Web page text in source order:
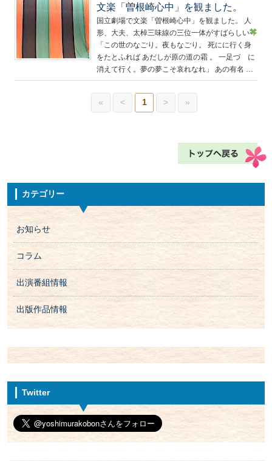
文楽「曽根崎心中」を観ました。
国立劇場で文楽「曽根崎心中」を観ました。 人
形、大夫、太棹三味線の三位一体がすばらしい
「この世のなごり。夜もなごり。 死にに行く身
をたとふれば あだしが原の道の霜 。 一足づゝに
消えて行く。夢の夢こそ哀れなれ」 あの有名 …
« < 1 > »
カテゴリー
お知らせ
コラム
出演番組情報
出版作品情報
Twitter